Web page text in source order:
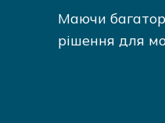
Маючи
рішення для